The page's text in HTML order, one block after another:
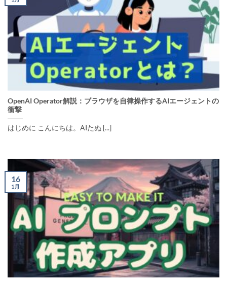
OpenAI Operator解説：ブラウザを自律操作するAIエージェントの
衝撃
はじめに こんにちは。AIたぬ [...]
16
1月